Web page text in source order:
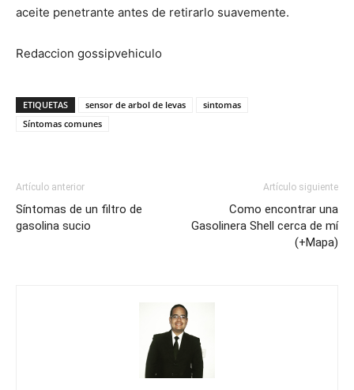
aceite penetrante antes de retirarlo suavemente.
Redaccion gossipvehiculo
ETIQUETAS sensor de arbol de levas
sintomas
Síntomas comunes
Artículo anterior
Síntomas de un filtro de
gasolina sucio
Artículo siguiente
Como encontrar una
Gasolinera Shell cerca de mí
(+Mapa)